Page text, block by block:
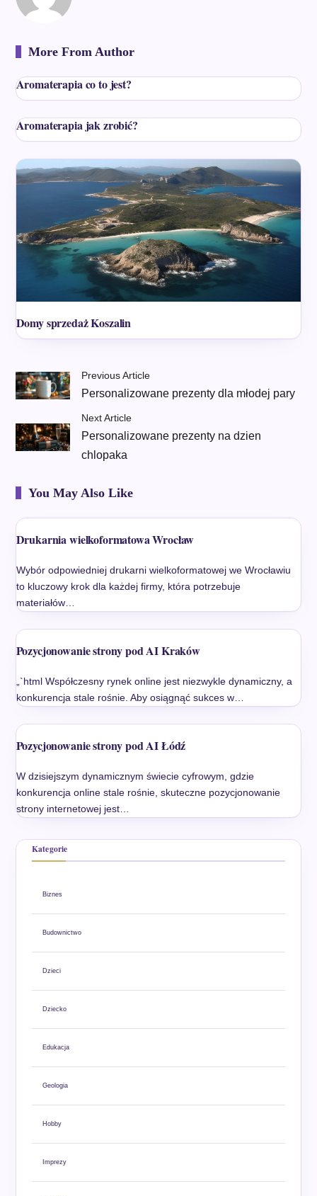
More From Author
Aromaterapia co to jest?
Aromaterapia jak zrobić?
Domy sprzedaż Koszalin
Previous Article
Personalizowane prezenty dla młodej pary
Next Article
Personalizowane prezenty na dzien
chlopaka
You May Also Like
Drukarnia wielkoformatowa Wrocław
Wybór odpowiedniej drukarni wielkoformatowej we Wrocławiu
to kluczowy krok dla każdej firmy, która potrzebuje
materiałów…
Pozycjonowanie strony pod AI Kraków
„`html Współczesny rynek online jest niezwykle dynamiczny, a
konkurencja stale rośnie. Aby osiągnąć sukces w…
Pozycjonowanie strony pod AI Łódź
W dzisiejszym dynamicznym świecie cyfrowym, gdzie
konkurencja online stale rośnie, skuteczne pozycjonowanie
strony internetowej jest…
Kategorie
Biznes
Budownictwo
Dzieci
Dziecko
Edukacja
Geologia
Hobby
Imprezy